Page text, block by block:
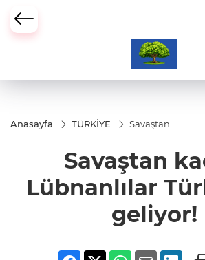
Anasayfa TÜRKİYE
Savaştan
Türkiye’ye
geliyor!
Savaştan
Lübnanlılar
geliyor!